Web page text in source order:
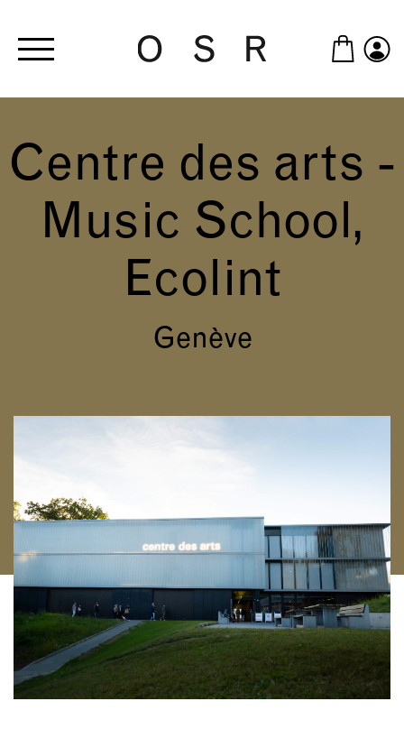
Centre des arts -
Music School,
Ecolint
Genève